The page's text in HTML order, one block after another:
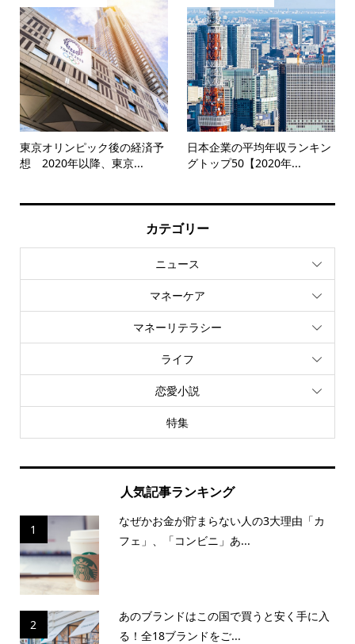
東京オリンピック後の経済予
想 2020年以降、東京...
日本企業の平均年収ランキン
グトップ50【2020年...
カテゴリー
ニュース
マネーケア
マネーリテラシー
ライフ
恋愛小説
特集
人気記事ランキング
1
なぜかお金が貯まらない人の3大理由「カ
フェ」、「コンビニ」あ...
2
あのブランドはこの国で買うと安く手に入
る！全18ブランドをご...